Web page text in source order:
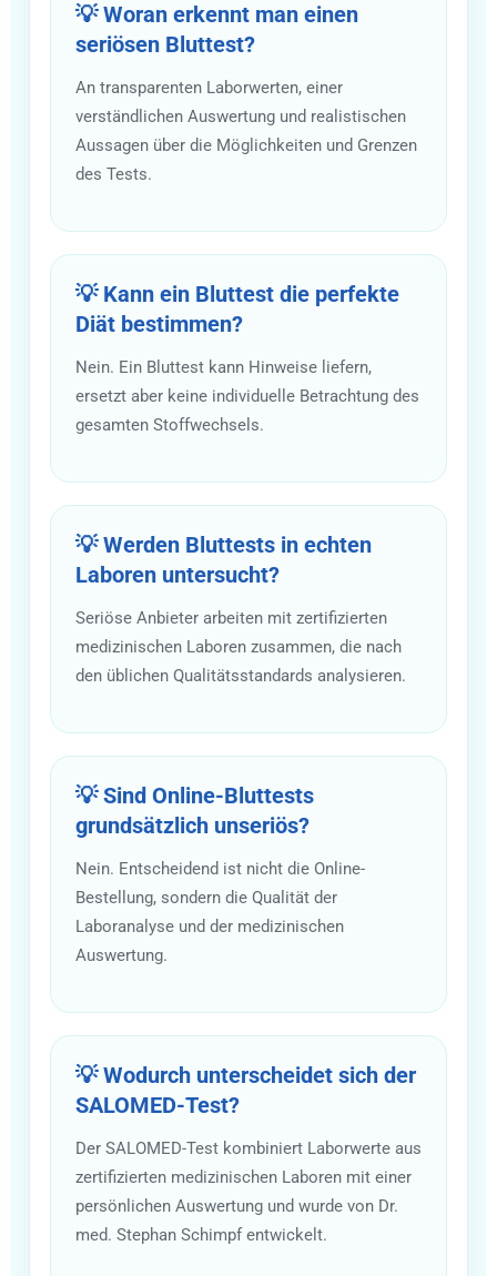
💡 Woran erkennt man einen
seriösen Bluttest?
An transparenten Laborwerten, einer
verständlichen Auswertung und realistischen
Aussagen über die Möglichkeiten und Grenzen
des Tests.
💡 Kann ein Bluttest die perfekte
Diät bestimmen?
Nein. Ein Bluttest kann Hinweise liefern,
ersetzt aber keine individuelle Betrachtung des
gesamten Stoffwechsels.
💡 Werden Bluttests in echten
Laboren untersucht?
Seriöse Anbieter arbeiten mit zertifizierten
medizinischen Laboren zusammen, die nach
den üblichen Qualitätsstandards analysieren.
💡 Sind Online-Bluttests
grundsätzlich unseriös?
Nein. Entscheidend ist nicht die Online-
Bestellung, sondern die Qualität der
Laboranalyse und der medizinischen
Auswertung.
💡 Wodurch unterscheidet sich der
SALOMED-Test?
Der SALOMED-Test kombiniert Laborwerte aus
zertifizierten medizinischen Laboren mit einer
persönlichen Auswertung und wurde von Dr.
med. Stephan Schimpf entwickelt.